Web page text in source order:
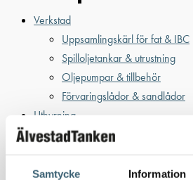
Samtycke Information
Verkstad
Uppsamlingskärl för fat & IBC
Spilloljetankar & utrustning
Oljepumpar & tillbehör
Förvaringslådor & sandlådor
Uthyrning
Kundcase
Om oss
Nyheter